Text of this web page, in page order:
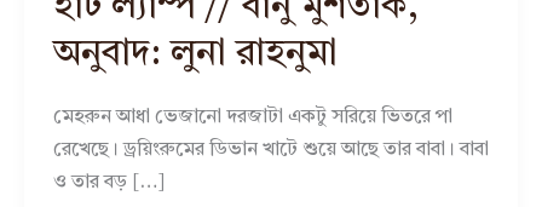
হার্ট ল্যাম্প // বানু মুশতাক,
অনুবাদ: লুনা রাহনুমা
মেহরুন আধা ভেজানো দরজাটা একটু সরিয়ে ভিতরে পা
রেখেছে। ড্রয়িংরুমের ডিভান খাটে শুয়ে আছে তার বাবা। বাবা
ও তার বড় […]